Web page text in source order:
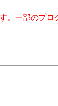
。一部のプロ